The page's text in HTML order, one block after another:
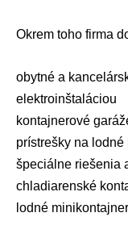
Okrem toho firma
obytné a
elektroinštaláciou
kontajnerové
prístrešky na lodné
špeciálne riešenia
chladiarenské
lodné